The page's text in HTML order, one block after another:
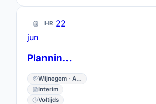
HR 22
jun
Planningsmedewerker
Wijnegem · Antwerpen
Interim
Voltijds